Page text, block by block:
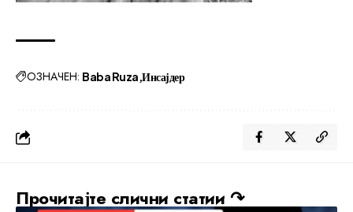
ОЗНАЧЕН: Baba Ruza Инсајдер
Прочитајте слични статии ↷